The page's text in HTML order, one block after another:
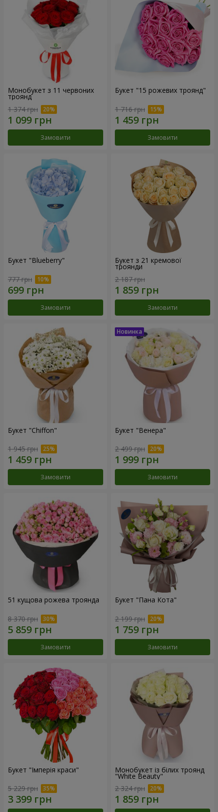
Монобукет з 11 червоних
троянд
1 374 грн
Замовити
Букет "15 рожевих троянд"
1 716 грн
Замовити
Букет "Blueberry"
777 грн
Замовити
Букет з 21 кремової
троянди
2 187 грн
Замовити
Букет "Chiffon"
1 945 грн
Замовити
Букет "Венера"
2 499 грн
Замовити
51 кущова рожева троянда
8 370 грн
Замовити
Букет "Пана Кота"
2 199 грн
Замовити
Букет "Імперія краси"
5 229 грн
Монобукет із білих троянд
"White Beauty"
2 324 грн